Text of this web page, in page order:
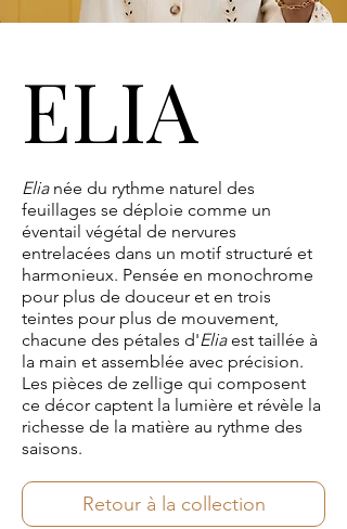
ELIA
ELIA
Elia née du rythme naturel des
feuillages se déploie comme un
éventail végétal de nervures
entrelacées dans un motif structuré et
harmonieux. Pensée en monochrome
pour plus de douceur et en trois
teintes pour plus de mouvement,
chacune des pétales d'Eliaest taillée à
la main et assemblée avec précision.
Les pièces de zellige qui composent
ce décor captent la lumière et révèle la
richesse de la matière au rythme des
saisons.
Retour à la collection